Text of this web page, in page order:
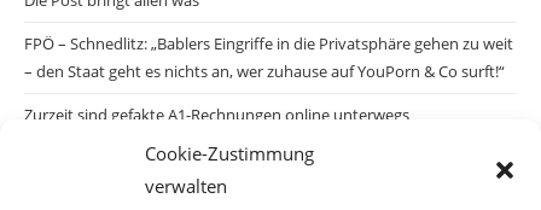
Cookie-Zustimmung
verwalten
FPÖ – Schnedlitz: „Bablers Eingriffe in die Privatsphäre gehen zu weit
– den Staat geht es nichts an, wer zuhause auf YouPorn & Co surft!“
Zurzeit sind gefakte A1-Rechnungen online unterwegs
Salzburgs Juden und ihre Sicherheit: „Erst nach einem Anschlag wäre
die Gefahr endlich konkret!“